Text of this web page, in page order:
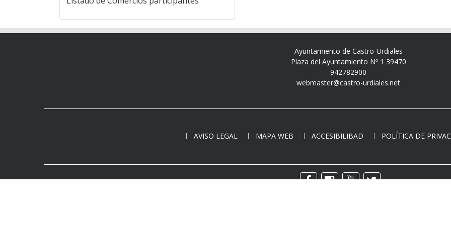
Ayuntamiento de Castro-Urdiales
Plaza del Ayuntamiento Nº 1 39470
942782900
webmaster@castro-urdiales.net
AVISO LEGAL MAPA WEB ACCESIBILIBAD POLÍTICA DE